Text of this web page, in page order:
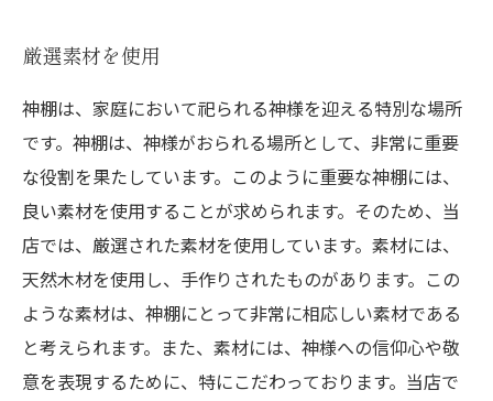
厳選素材を使用
神棚は、家庭において祀られる神様を迎える特別な場所
です。神棚は、神様がおられる場所として、非常に重要
な役割を果たしています。このように重要な神棚には、
良い素材を使用することが求められます。そのため、当
店では、厳選された素材を使用しています。素材には、
天然木材を使用し、手作りされたものがあります。この
ような素材は、神棚にとって非常に相応しい素材である
と考えられます。また、素材には、神様への信仰心や敬
意を表現するために、特にこだわっております。当店で